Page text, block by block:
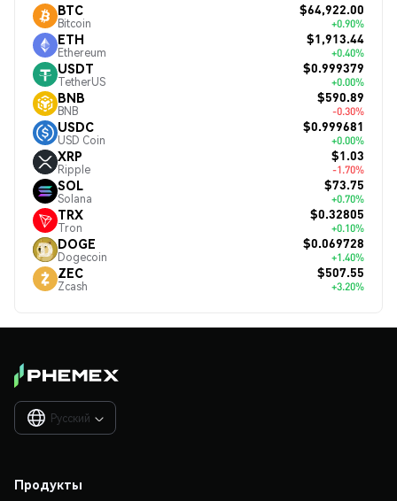
BTC
Bitcoin
$64,922.00
+0.90%
ETH
Ethereum
$1,913.44
+0.40%
USDT
TetherUS
$0.999379
+0.00%
BNB
BNB
$590.89
-0.30%
USDC
USD Coin
$0.999681
+0.00%
XRP
Ripple
$1.03
-1.70%
SOL
Solana
$73.75
+0.70%
TRX
Tron
$0.32805
+0.10%
DOGE
Dogecoin
$0.069728
+1.40%
ZEC
Zcash
$507.55
+3.20%
Русский 
Продукты